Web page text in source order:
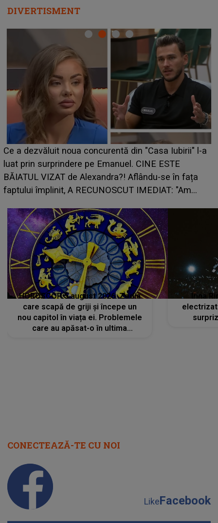
DIVERTISMENT
HOROSCOP 7 august 2026. Zodia care intră într-o
perioadă marcată de încercări. Problemele se adună
din toate părțile, iar o veste neașteptată îi dă planurile
peste cap
HOROSCOP 5 august 2026. Zodia
care scapă de griji și începe un
nou capitol în viața ei. Problemele
care au apăsat-o în ultima
Irina
CONECTEAZĂ-TE CU NOI
LikeFacebook